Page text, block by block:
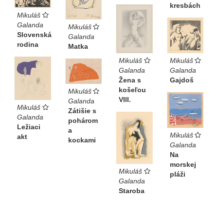
kresbách
Mikuláš
Galanda
Matka
Mikuláš
Galanda
Slovenská
rodina
Mikuláš
Galanda
Žena s
košeľou
VIII.
Mikuláš
Galanda
Gajdoš
Mikuláš
Galanda
Ležiaci
akt
Mikuláš
Galanda
Zátišie s
pohárom
a
kockami
Mikuláš
Galanda
Na
morskej
pláži
Mikuláš
Galanda
Staroba